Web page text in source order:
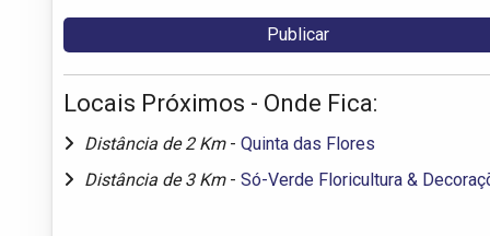
Locais Próximos - Onde Fica:
Distância de 2 Km - Quinta das Flores
Distância de 3 Km - Só-Verde Floricultura &